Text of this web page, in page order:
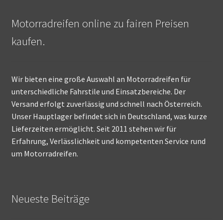
Motorradreifen online zu fairen Preisen
kaufen.
Wir bieten eine große Auswahl an Motorradreifen für
unterschiedliche Fahrstile und Einsatzbereiche. Der
Versand erfolgt zuverlässig und schnell nach Österreich.
Unser Hauptlager befindet sich in Deutschland, was kurze
Lieferzeiten ermöglicht. Seit 2011 stehen wir für
Erfahrung, Verlässlichkeit und kompetenten Service rund
um Motorradreifen.
Neueste Beiträge